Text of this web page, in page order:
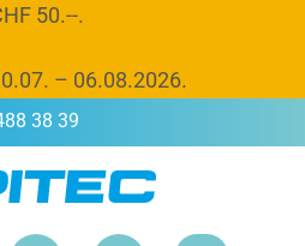
50.--.
– 06.08.2026.
38 39